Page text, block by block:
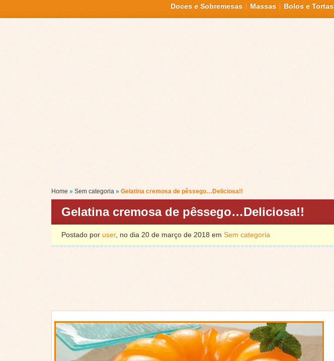
Doces e Sobremesas Massas Bolos e Tortas
Home » Sem categoria » Gelatina cremosa de pêssego…Deliciosa!!
Gelatina cremosa de pêssego…Deliciosa!!
Postado por user, no dia 20 de março de 2018 em Sem categoria